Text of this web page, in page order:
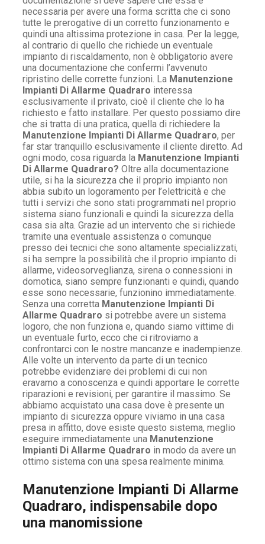
necessaria per avere una forma scritta che ci sono
tutte le prerogative di un corretto funzionamento e
quindi una altissima protezione in casa. Per la legge,
al contrario di quello che richiede un eventuale
impianto di riscaldamento, non è obbligatorio avere
una documentazione che confermi l’avvenuto
ripristino delle corrette funzioni. La Manutenzione
Impianti Di Allarme Quadraro interessa
esclusivamente il privato, cioè il cliente che lo ha
richiesto e fatto installare. Per questo possiamo dire
che si tratta di una pratica, quella di richiedere la
Manutenzione Impianti Di Allarme Quadraro, per
far star tranquillo esclusivamente il cliente diretto. Ad
ogni modo, cosa riguarda la Manutenzione Impianti
Di Allarme Quadraro? Oltre alla documentazione
utile, si ha la sicurezza che il proprio impianto non
abbia subito un logoramento per l’elettricità e che
tutti i servizi che sono stati programmati nel proprio
sistema siano funzionali e quindi la sicurezza della
casa sia alta. Grazie ad un intervento che si richiede
tramite una eventuale assistenza o comunque
presso dei tecnici che sono altamente specializzati,
si ha sempre la possibilità che il proprio impianto di
allarme, videosorveglianza, sirena o connessioni in
domotica, siano sempre funzionanti e quindi, quando
esse sono necessarie, funzionino immediatamente.
Senza una corretta Manutenzione Impianti Di
Allarme Quadraro si potrebbe avere un sistema
logoro, che non funziona e, quando siamo vittime di
un eventuale furto, ecco che ci ritroviamo a
confrontarci con le nostre mancanze e inadempienze.
Alle volte un intervento da parte di un tecnico
potrebbe evidenziare dei problemi di cui non
eravamo a conoscenza e quindi apportare le corrette
riparazioni e revisioni, per garantire il massimo. Se
abbiamo acquistato una casa dove è presente un
impianto di sicurezza oppure viviamo in una casa
presa in affitto, dove esiste questo sistema, meglio
eseguire immediatamente una Manutenzione
Impianti Di Allarme Quadraro in modo da avere un
ottimo sistema con una spesa realmente minima.
Manutenzione Impianti Di Allarme
Quadraro, indispensabile dopo
una manomissione